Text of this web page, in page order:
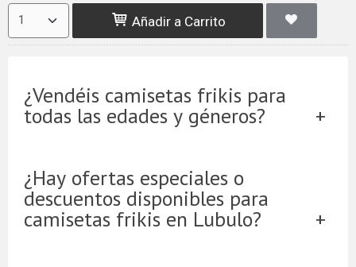
Añadir a Carrito
¿Vendéis camisetas frikis para
todas las edades y géneros?
¿Hay ofertas especiales o
descuentos disponibles para
camisetas frikis en Lubulo?